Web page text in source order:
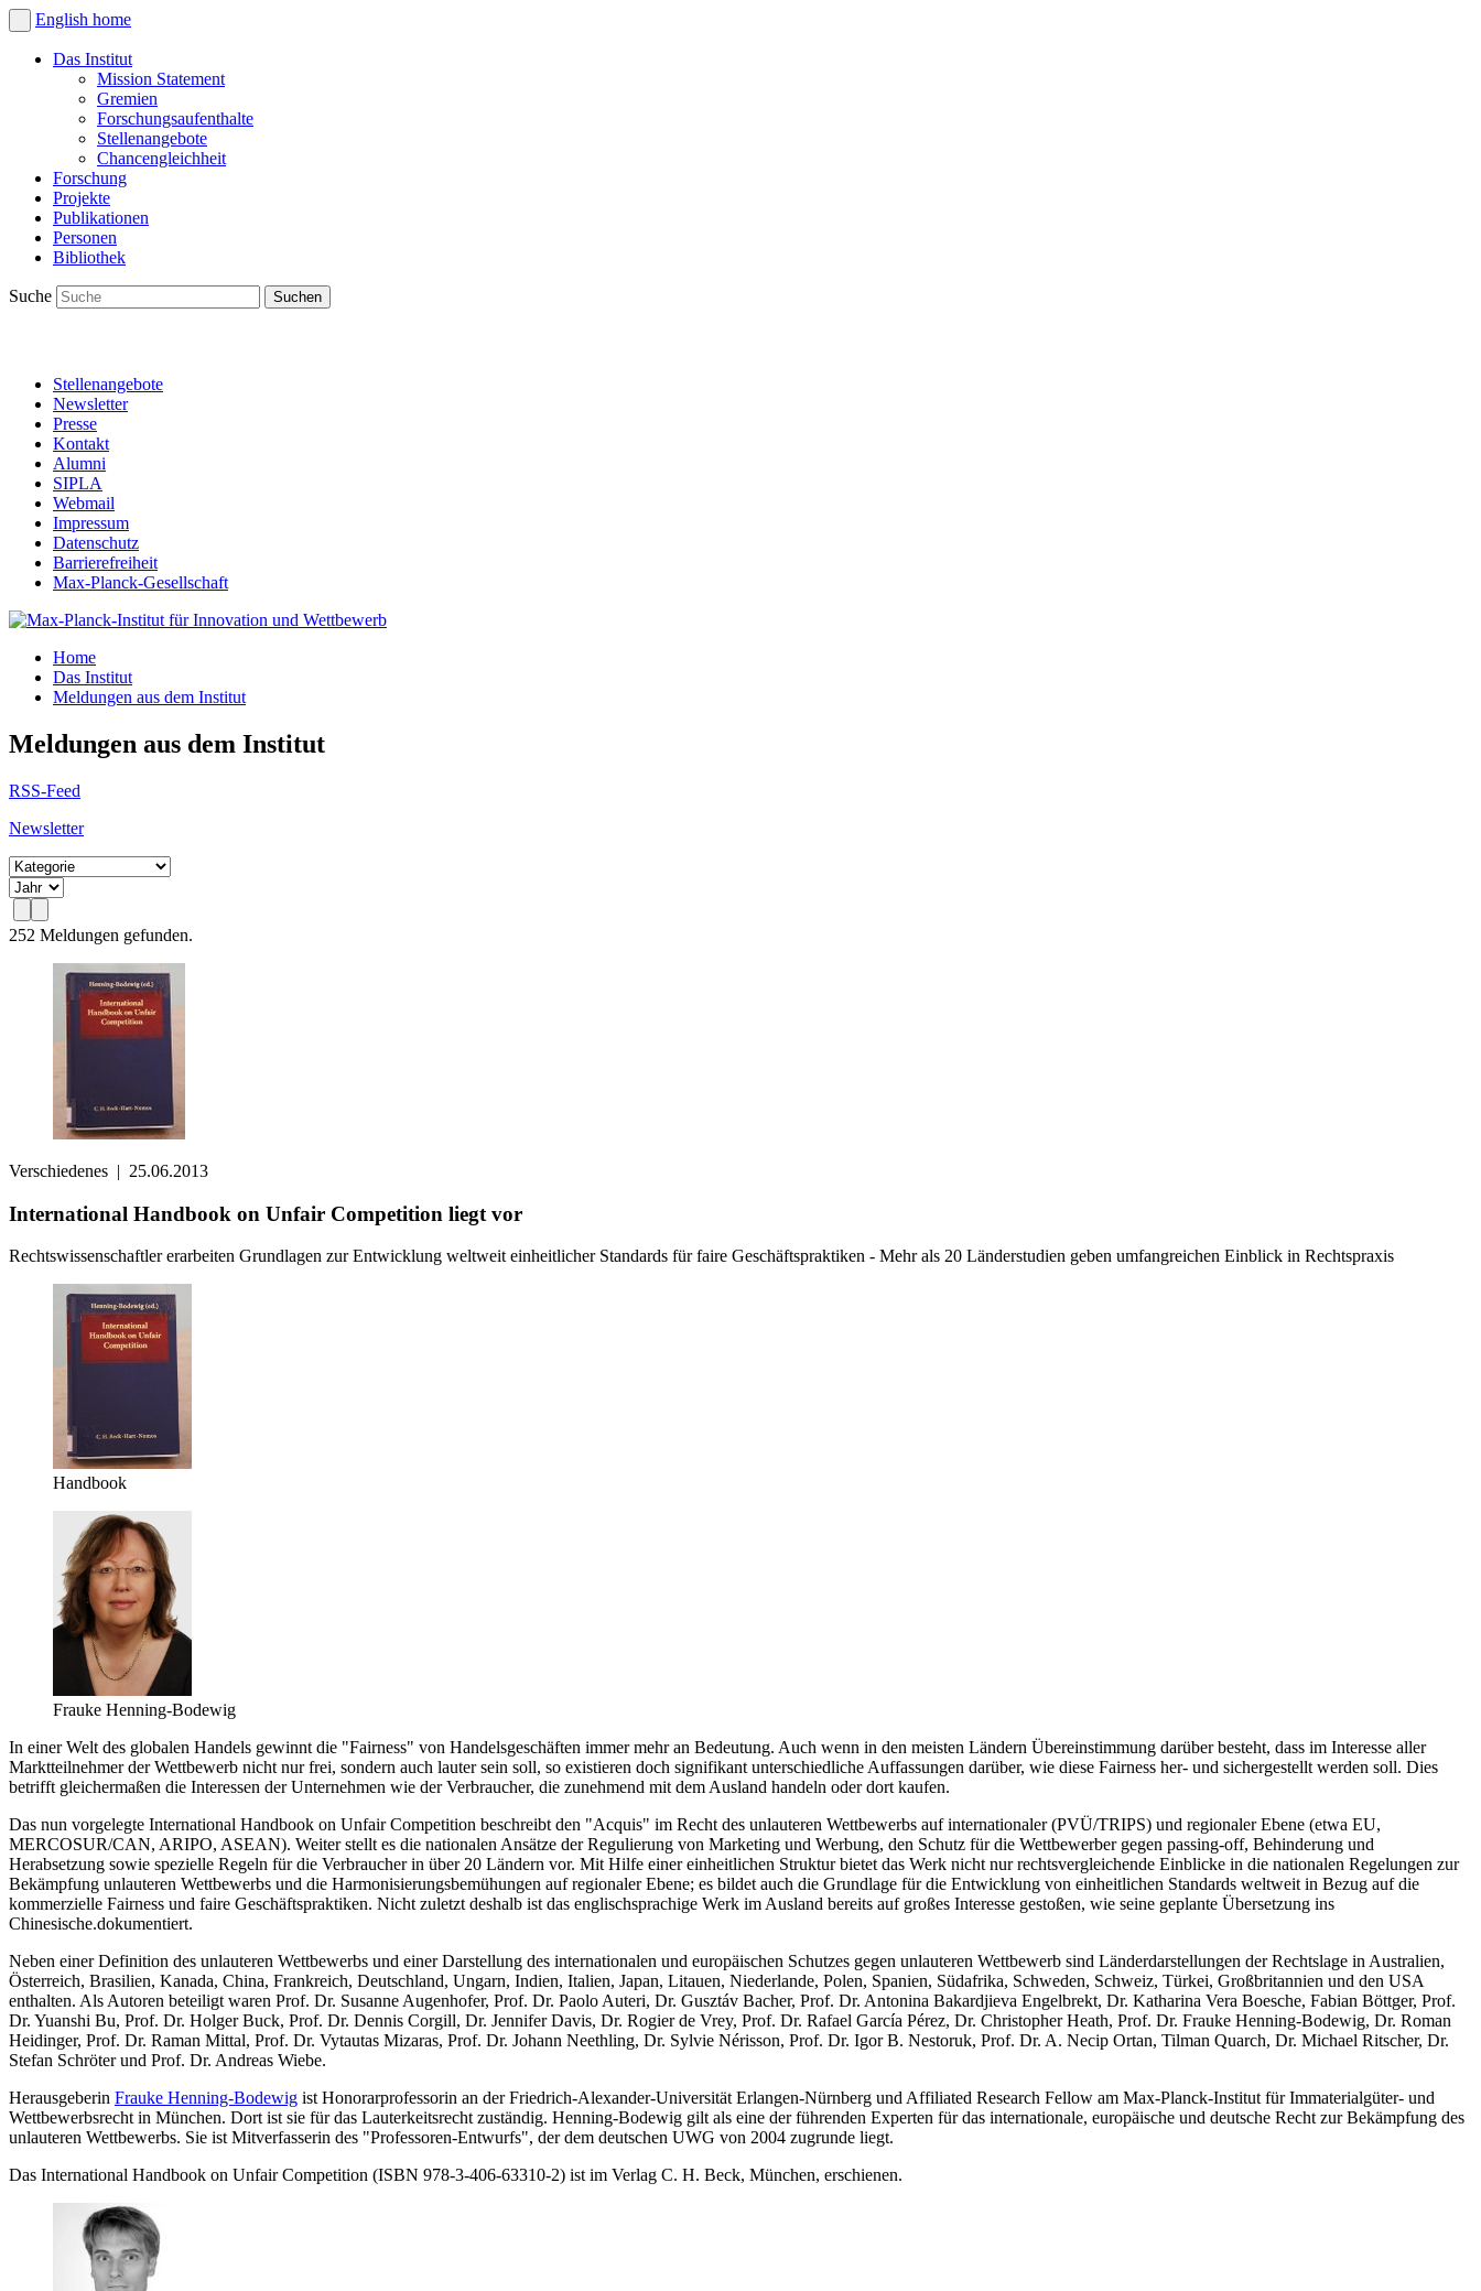
English home
Das Institut
Mission Statement
Gremien
Forschungsaufenthalte
Stellenangebote
Chancengleichheit
Forschung
Projekte
Publikationen
Personen
Bibliothek
Suche
Stellenangebote
Newsletter
Presse
Kontakt
Alumni
SIPLA
Webmail
Impressum
Datenschutz
Barrierefreiheit
Max-Planck-Gesellschaft
Home
Das Institut
Meldungen aus dem Institut
Meldungen aus dem Institut
RSS-Feed
Newsletter
252 Meldungen gefunden.
Verschiedenes | 25.06.2013
International Handbook on Unfair Competition liegt vor
Rechtswissenschaftler erarbeiten Grundlagen zur Entwicklung weltweit einheitlicher Standards für faire Geschäftspraktiken - Mehr als 20 Länderstudien geben umfangreichen Einblick in Rechtspraxis
Handbook
Frauke Henning-Bodewig
In einer Welt des globalen Handels gewinnt die "Fairness" von Handelsgeschäften immer mehr an Bedeutung. Auch wenn in den meisten Ländern Übereinstimmung darüber besteht, dass im Interesse aller
Marktteilnehmer der Wettbewerb nicht nur frei, sondern auch lauter sein soll, so existieren doch signifikant unterschiedliche Auffassungen darüber, wie diese Fairness her- und sichergestellt werden soll. Dies
betrifft gleichermaßen die Interessen der Unternehmen wie der Verbraucher, die zunehmend mit dem Ausland handeln oder dort kaufen.
Das nun vorgelegte International Handbook on Unfair Competition beschreibt den "Acquis" im Recht des unlauteren Wettbewerbs auf internationaler (PVÜ/TRIPS) und regionaler Ebene (etwa EU,
MERCOSUR/CAN, ARIPO, ASEAN). Weiter stellt es die nationalen Ansätze der Regulierung von Marketing und Werbung, den Schutz für die Wettbewerber gegen passing-off, Behinderung und
Herabsetzung sowie spezielle Regeln für die Verbraucher in über 20 Ländern vor. Mit Hilfe einer einheitlichen Struktur bietet das Werk nicht nur rechtsvergleichende Einblicke in die nationalen Regelungen zur
Bekämpfung unlauteren Wettbewerbs und die Harmonisierungsbemühungen auf regionaler Ebene; es bildet auch die Grundlage für die Entwicklung von einheitlichen Standards weltweit in Bezug auf die
kommerzielle Fairness und faire Geschäftspraktiken. Nicht zuletzt deshalb ist das englischsprachige Werk im Ausland bereits auf großes Interesse gestoßen, wie seine geplante Übersetzung ins
Chinesische.dokumentiert.
Neben einer Definition des unlauteren Wettbewerbs und einer Darstellung des internationalen und europäischen Schutzes gegen unlauteren Wettbewerb sind Länderdarstellungen der Rechtslage in Australien,
Österreich, Brasilien, Kanada, China, Frankreich, Deutschland, Ungarn, Indien, Italien, Japan, Litauen, Niederlande, Polen, Spanien, Südafrika, Schweden, Schweiz, Türkei, Großbritannien und den USA
enthalten. Als Autoren beteiligt waren Prof. Dr. Susanne Augenhofer, Prof. Dr. Paolo Auteri, Dr. Gusztáv Bacher, Prof. Dr. Antonina Bakardjieva Engelbrekt, Dr. Katharina Vera Boesche, Fabian Böttger, Prof.
Dr. Yuanshi Bu, Prof. Dr. Holger Buck, Prof. Dr. Dennis Corgill, Dr. Jennifer Davis, Dr. Rogier de Vrey, Prof. Dr. Rafael García Pérez, Dr. Christopher Heath, Prof. Dr. Frauke Henning-Bodewig, Dr. Roman
Heidinger, Prof. Dr. Raman Mittal, Prof. Dr. Vytautas Mizaras, Prof. Dr. Johann Neethling, Dr. Sylvie Nérisson, Prof. Dr. Igor B. Nestoruk, Prof. Dr. A. Necip Ortan, Tilman Quarch, Dr. Michael Ritscher, Dr.
Stefan Schröter und Prof. Dr. Andreas Wiebe.
Herausgeberin Frauke Henning-Bodewig ist Honorarprofessorin an der Friedrich-Alexander-Universität Erlangen-Nürnberg und Affiliated Research Fellow am Max-Planck-Institut für Immaterialgüter- und
Wettbewerbsrecht in München. Dort ist sie für das Lauterkeitsrecht zuständig. Henning-Bodewig gilt als eine der führenden Experten für das internationale, europäische und deutsche Recht zur Bekämpfung des
unlauteren Wettbewerbs. Sie ist Mitverfasserin des "Professoren-Entwurfs", der dem deutschen UWG von 2004 zugrunde liegt.
Das International Handbook on Unfair Competition (ISBN 978-3-406-63310-2) ist im Verlag C. H. Beck, München, erschienen.